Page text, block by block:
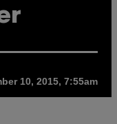
10, 2015, 7:55am